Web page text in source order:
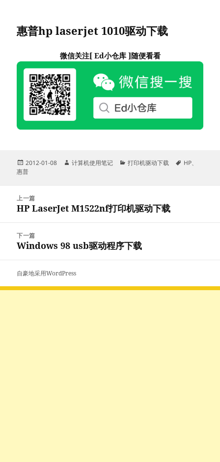
惠普hp laserjet 1010驱动下载
微信关注[ Ed小仓库 ]随便看看
发
布
2012-01-08
作
计算机使用笔记
分
打印机驱动下载
标
HP、
惠普
航
上一篇
上
文
章：
HP LaserJet M1522nf打印机驱动下载
下一篇
下
篇
文
Windows 98 usb驱动程序下载
自豪地采用WordPress